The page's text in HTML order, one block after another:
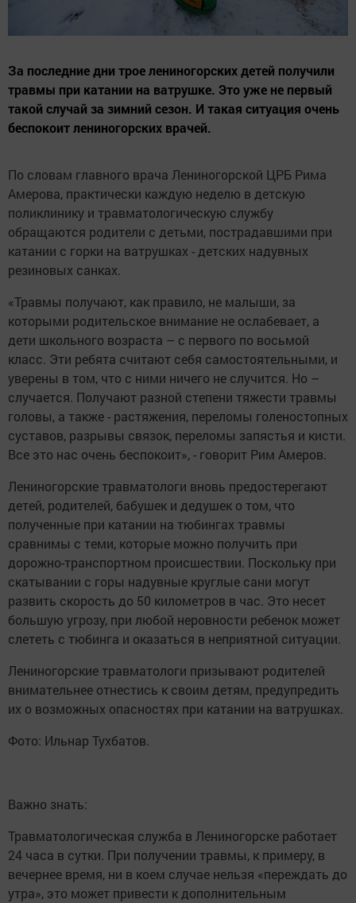
За последние дни трое лениногорских детей получили
травмы при катании на ватрушке. Это уже не первый
такой случай за зимний сезон. И такая ситуация очень
беспокоит лениногорских врачей.
По словам главного врача Лениногорской ЦРБ Рима
Амерова, практически каждую неделю в детскую
поликлинику и травматологическую службу
обращаются родители с детьми, пострадавшими при
катании с горки на ватрушках - детских надувных
резиновых санках.
«Травмы получают, как правило, не малыши, за
которыми родительское внимание не ослабевает, а
дети школьного возраста – с первого по восьмой
класс. Эти ребята считают себя самостоятельными, и
уверены в том, что с ними ничего не случится. Но –
случается. Получают разной степени тяжести травмы
головы, а также - растяжения, переломы голеностопных
суставов, разрывы связок, переломы запястья и кисти.
Все это нас очень беспокоит», - говорит Рим Амеров.
Лениногорские травматологи вновь предостерегают
детей, родителей, бабушек и дедушек о том, что
полученные при катании на тюбингах травмы
сравнимы с теми, которые можно получить при
дорожно-транспортном происшествии. Поскольку при
скатывании с горы надувные круглые сани могут
развить скорость до 50 километров в час. Это несет
большую угрозу, при любой неровности ребенок может
слететь с тюбинга и оказаться в неприятной ситуации.
Лениногорские травматологи призывают родителей
внимательнее отнестись к своим детям, предупредить
их о возможных опасностях при катании на ватрушках.
Фото: Ильнар Тухбатов.
Важно знать:
Травматологическая служба в Лениногорске работает
24 часа в сутки. При получении травмы, к примеру, в
вечернее время, ни в коем случае нельзя «переждать до
утра», это может привести к дополнительным